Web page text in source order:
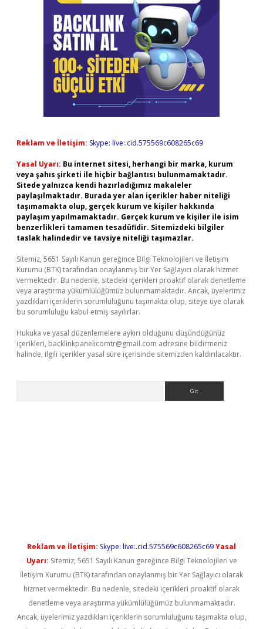
Reklam ve İletişim: Skype: live:.cid.575569c608265c69
Yasal Uyarı: Bu internet sitesi, herhangi bir marka, kurum
veya şahıs şirketi ile hiçbir bağlantısı bulunmamaktadır.
Sitede yalnızca kendi hazırladığımız makaleler
paylaşılmaktadır. Burada yer alan içerikler haber niteliği
taşımamakta olup, gerçek kurum ve kişiler hakkında
paylaşım yapılmamaktadır. Gerçek kurum ve kişiler ile isim
benzerlikleri tamamen tesadüfidir. Sitemizdeki bilgiler
taslak halindedir ve tavsiye niteliği taşımazlar.
Sitemiz, 5651 Sayılı Kanun gereğince Bilgi Teknolojileri ve İletişim
Kurumu (BTK) tarafından onaylanmış bir Yer Sağlayıcı olarak hizmet
vermektedir. Bu nedenle, sitedeki içerikleri proaktif olarak denetleme
veya araştırma yükümlülüğümüz bulunmamaktadır. Ancak, üyelerimiz
yazdıkları içeriklerin sorumluluğunu taşımakta olup, siteye üye olarak
bu sorumluluğu kabul etmiş sayılırlar.
Hukuka ve yasal düzenlemelere aykırı olduğunu düşündüğünüz
içerikleri, backlinkpanelicomtr@gmail.com adresine bildirmeniz
halinde, ilgili içerikler yasal süre içerisinde sitemizden kaldırılacaktır.
Reklam ve İletişim: Skype: live:.cid.575569c608265c69Yasal
Uyarı: Sitemiz, 5651 Sayılı Kanun gereğince Bilgi Teknolojileri ve
İletişim Kurumu (BTK) tarafından onaylanmış bir Yer Sağlayıcı olarak
hizmet vermektedir. Bu nedenle, sitedeki içerikleri proaktif olarak
denetleme veya araştırma yükümlülüğümüz bulunmamaktadır.
Ancak, üyelerimiz yazdıkları içeriklerin sorumluluğunu taşımakta olup,